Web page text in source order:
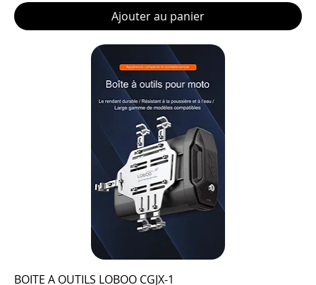
Ajouter au panier
BOITE A OUTILS LOBOO CGJX-1